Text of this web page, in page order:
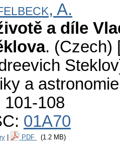
A.
a díle
. (Czech)
a astronomie
101-108
01A70
PDF (1.2 MB)